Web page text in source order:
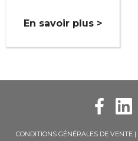
En savoir plus >
CONDITIONS GÉNÉRALES DE VENTE |